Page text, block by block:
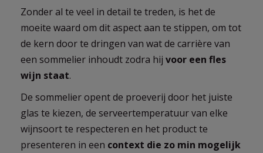
Zonder al te veel in detail te treden, is het de
moeite waard om dit aspect aan te stippen, om tot
de kern door te dringen van wat de carrière van
een sommelier inhoudt zodra hij voor een fles
wijn staat.
De sommelier opent de proeverij door het juiste
glas te kiezen, de serveertemperatuur van elke
wijnsoort te respecteren en het product te
presenteren in een context die zo min mogelijk